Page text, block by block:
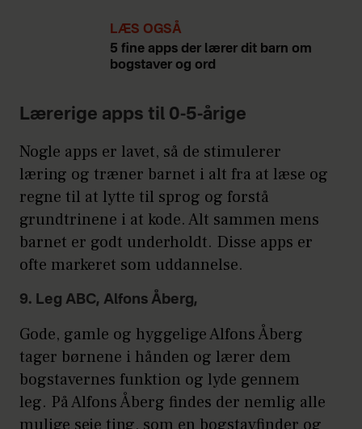
LÆS OGSÅ
5 fine apps der lærer dit barn om
bogstaver og ord
Lærerige apps til 0-5-årige
Nogle apps er lavet, så de stimulerer
læring og træner barnet i alt fra at læse og
regne til at lytte til sprog og forstå
grundtrinene i at kode. Alt sammen mens
barnet er godt underholdt. Disse apps er
ofte markeret som uddannelse.
9. Leg ABC, Alfons Åberg,
Gode, gamle og hyggelige Alfons Åberg
tager børnene i hånden og lærer dem
bogstavernes funktion og lyde gennem
leg. På Alfons Åberg findes der nemlig alle